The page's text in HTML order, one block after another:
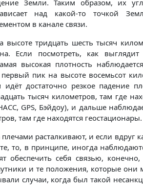
Земли. Таким образом, их
над какой-то точкой
в канале связи.
высоте тридцать шесть тысяч
Если посмотреть, как выглядит
высокая плотность
пик на высоте восемьсот
достаточно резкое падение
тысяч километров, там где
GPS, Бэйдоу), и дальше
там где находятся геостационары.
расталкивают, и если вдруг
то, в принципе, иногда
обеспечить себя связью,
и те положения, которые они
случаи, когда был такой